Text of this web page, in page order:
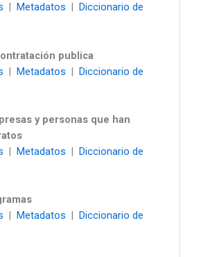
| Metadatos | Diccionario de
publica
| Metadatos | Diccionario de
y personas que han
| Metadatos | Diccionario de
| Metadatos | Diccionario de